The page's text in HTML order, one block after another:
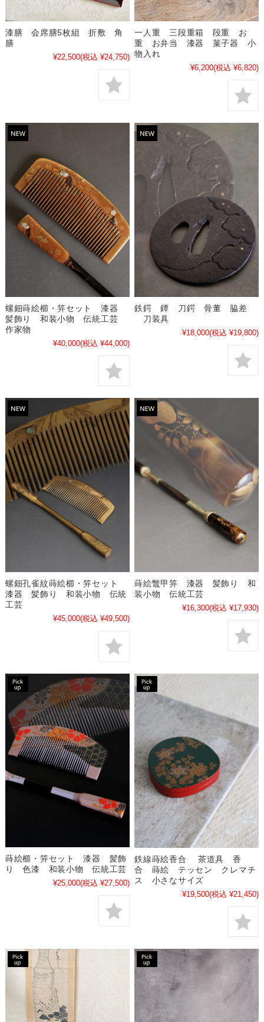
漆膳 会席膳5枚組 折敷 角
膳
¥22,500(税込 ¥24,750)
一人重 三段重箱 段重 お
重 お弁当 漆器 菓子器 小
物入れ
¥6,200(税込 ¥6,820)
螺鈿蒔絵櫛・笄セット 漆器
髪飾り 和装小物 伝統工芸
作家物
¥40,000(税込 ¥44,000)
鉄鍔 鐔 刀鍔 骨董 脇差
刀装具
¥18,000(税込 ¥19,800)
螺鈿孔雀紋蒔絵櫛・笄セット
漆器 髪飾り 和装小物 伝統
工芸
¥45,000(税込 ¥49,500)
蒔絵鼈甲笄 漆器 髪飾り 和
装小物 伝統工芸
¥16,300(税込 ¥17,930)
蒔絵櫛・笄セット 漆器 髪飾
り 色漆 和装小物 伝統工芸
¥25,000(税込 ¥27,500)
鉄線蒔絵香合 茶道具 香
合 蒔絵 テッセン クレマチ
ス 小さなサイズ
¥19,500(税込 ¥21,450)